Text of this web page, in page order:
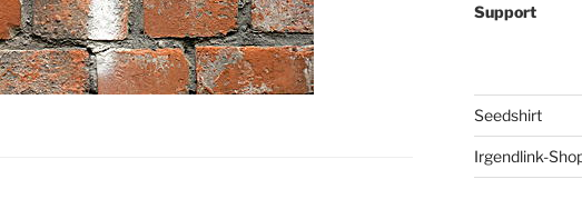
Support
Seedshirt
Irgendlink-